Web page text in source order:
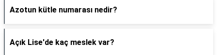
Azotun kütle numarası nedir?
Açık Lise'de kaç meslek var?